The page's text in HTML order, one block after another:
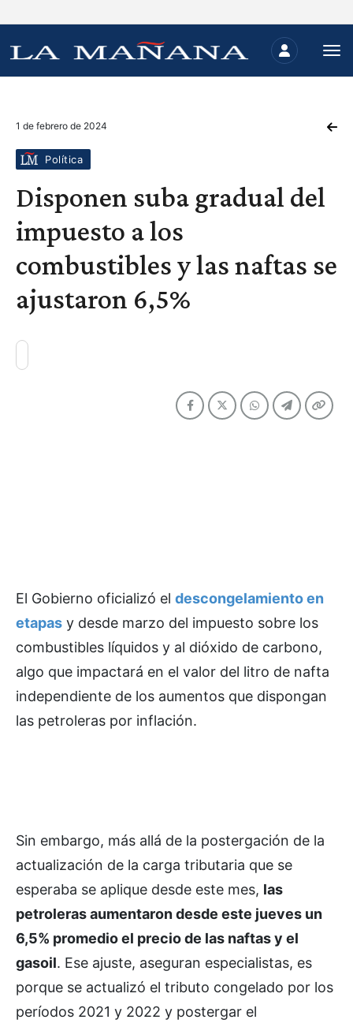
1 de febrero de 2024
Política
Disponen suba gradual del
impuesto a los
combustibles y las naftas se
ajustaron 6,5%
El Gobierno oficializó el descongelamiento en
etapas y desde marzo del impuesto sobre los
combustibles líquidos y al dióxido de carbono,
algo que impactará en el valor del litro de nafta
independiente de los aumentos que dispongan
las petroleras por inflación.
Sin embargo, más allá de la postergación de la
actualización de la carga tributaria que se
esperaba se aplique desde este mes, las
petroleras aumentaron desde este jueves un
6,5% promedio el precio de las naftas y el
gasoil. Ese ajuste, aseguran especialistas, es
porque se actualizó el tributo congelado por los
períodos 2021 y 2022 y postergar el